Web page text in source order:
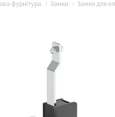
фурнітура Замки Замки для